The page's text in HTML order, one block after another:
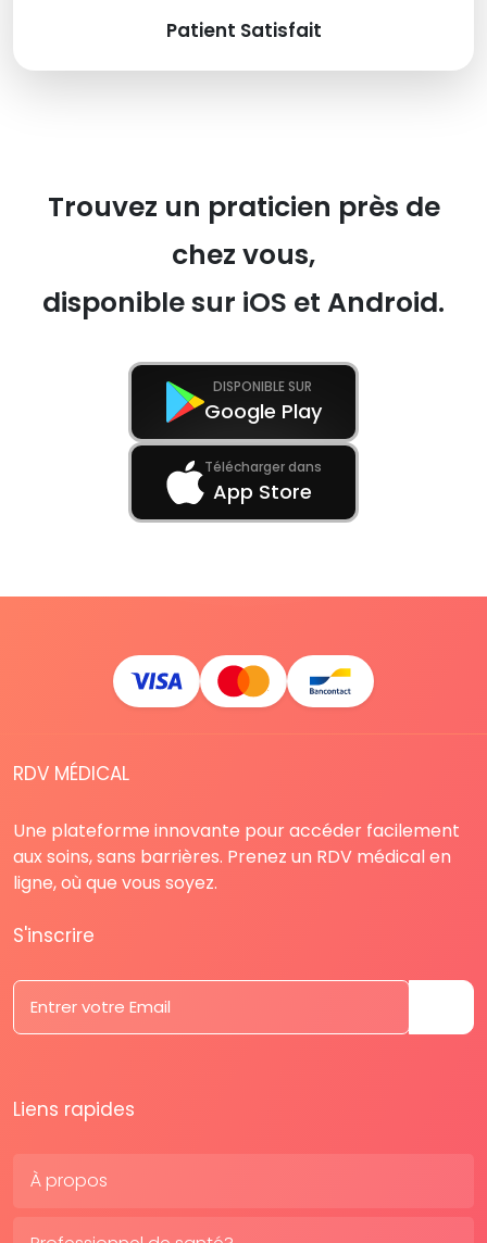
Patient Satisfait
Trouvez un praticien près de
chez vous,
disponible sur iOS et Android.
DISPONIBLE SUR
Google Play
Télécharger dans
App Store
RDV MÉDICAL
Une plateforme innovante pour accéder facilement
aux soins, sans barrières. Prenez un RDV médical en
ligne, où que vous soyez.
S'inscrire
Liens rapides
À propos